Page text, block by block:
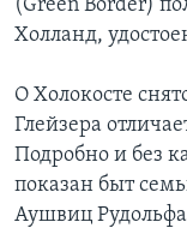
(Green Border)
Холланд,
О Холокосте
Глейзера
Подробно и без
показан быт
Аушвиц